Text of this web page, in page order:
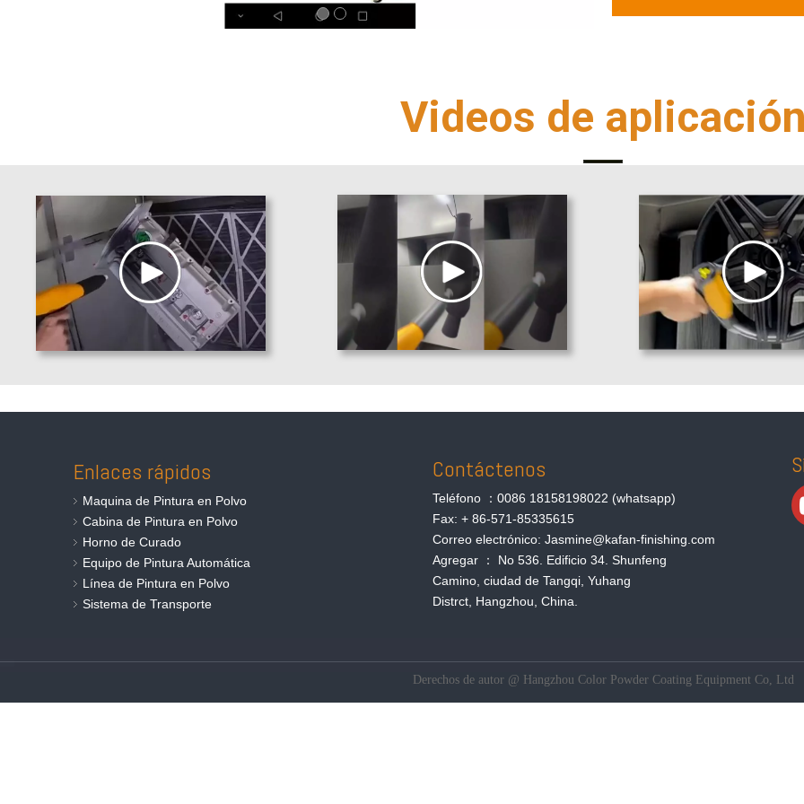
Videos de
Enlaces rápidos
Maquina de Pintura en Polvo
Cabina de Pintura en Polvo
Horno de Curado
Equipo de Pintura Automática
Línea de Pintura en Polvo
Sistema de Transporte
Contáctenos
Teléfono ：0086 18158198022 (whatsapp)
Fax: + 86-571-85335615
Correo electrónico: Jasmine@kafan-finishing.com
Agregar ： No 536. Edificio 34. Shunfeng
Camino, ciudad de Tangqi, Yuhang
Distrct, Hangzhou, China.
Derechos de autor @ Hangzhou Color Powder Coating Equipment Co, Ltd